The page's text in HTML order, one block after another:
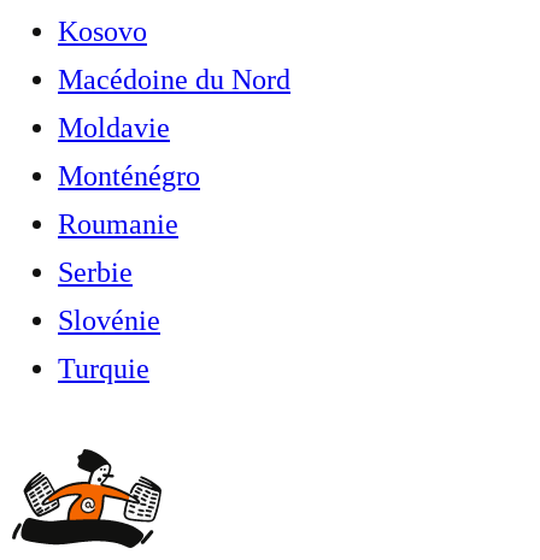
Kosovo
Macédoine du Nord
Moldavie
Monténégro
Roumanie
Serbie
Slovénie
Turquie